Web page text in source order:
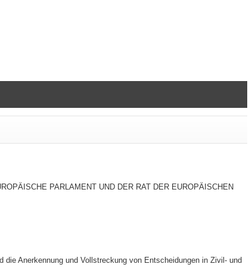
PARLAMENT UND DER RAT DER EUROPÄISCHEN
Anerkennung und Vollstreckung von Entscheidungen in Zivil- und